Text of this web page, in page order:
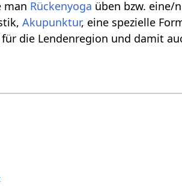
man Rückenyoga üben bzw.
Akupunktur, eine spezielle
für die Lendenregion und damit